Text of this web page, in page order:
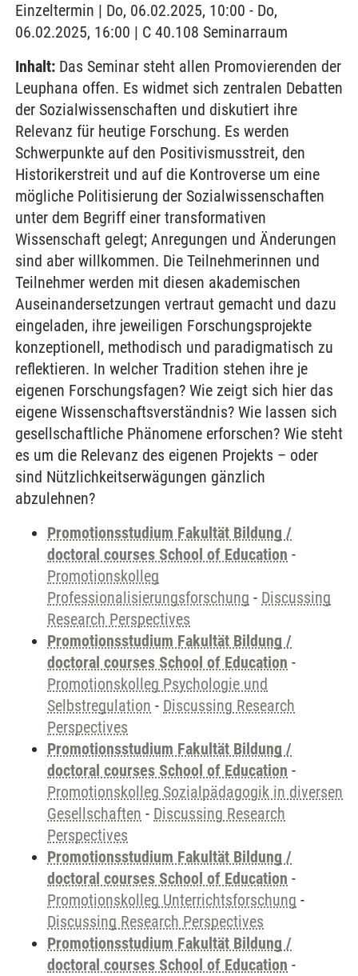
Einzeltermin | Do, 06.02.2025, 10:00 - Do,
06.02.2025, 16:00 | C 40.108 Seminarraum
Inhalt: Das Seminar steht allen Promovierenden der
Leuphana offen. Es widmet sich zentralen Debatten
der Sozialwissenschaften und diskutiert ihre
Relevanz für heutige Forschung. Es werden
Schwerpunkte auf den Positivismusstreit, den
Historikerstreit und auf die Kontroverse um eine
mögliche Politisierung der Sozialwissenschaften
unter dem Begriff einer transformativen
Wissenschaft gelegt; Anregungen und Änderungen
sind aber willkommen. Die Teilnehmerinnen und
Teilnehmer werden mit diesen akademischen
Auseinandersetzungen vertraut gemacht und dazu
eingeladen, ihre jeweiligen Forschungsprojekte
konzeptionell, methodisch und paradigmatisch zu
reflektieren. In welcher Tradition stehen ihre je
eigenen Forschungsfagen? Wie zeigt sich hier das
eigene Wissenschaftsverständnis? Wie lassen sich
gesellschaftliche Phänomene erforschen? Wie steht
es um die Relevanz des eigenen Projekts – oder
sind Nützlichkeitserwägungen gänzlich
abzulehnen?
Promotionsstudium Fakultät Bildung /
doctoral courses School of Education -
Promotionskolleg
Professionalisierungsforschung - Discussing
Research Perspectives
Promotionsstudium Fakultät Bildung /
doctoral courses School of Education -
Promotionskolleg Psychologie und
Selbstregulation - Discussing Research
Perspectives
Promotionsstudium Fakultät Bildung /
doctoral courses School of Education -
Promotionskolleg Sozialpädagogik in diversen
Gesellschaften - Discussing Research
Perspectives
Promotionsstudium Fakultät Bildung /
doctoral courses School of Education -
Promotionskolleg Unterrichtsforschung -
Discussing Research Perspectives
Promotionsstudium Fakultät Bildung /
doctoral courses School of Education -